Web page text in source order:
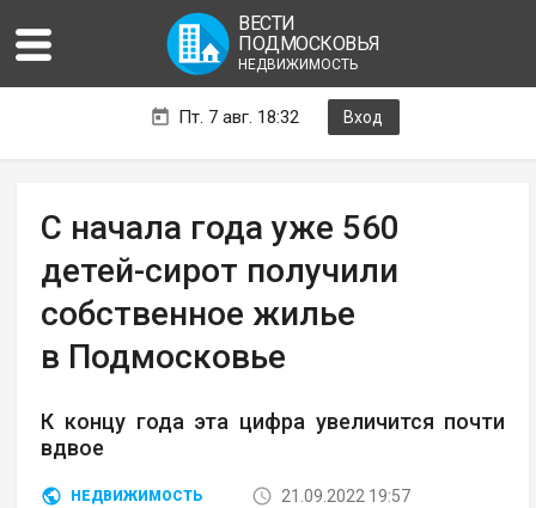
ВЕСТИ
ПОДМОСКОВЬЯ
НЕДВИЖИМОСТЬ
Пт. 7 авг. 18:32 Вход
С начала года уже 560
детей-сирот получили
собственное жилье
в Подмосковье
К концу года эта цифра увеличится почти
вдвое
НЕДВИЖИМОСТЬ
21.09.2022 19:57